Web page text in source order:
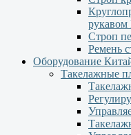
рукавом
Строп
Ремень
Оборудование
Такелажные